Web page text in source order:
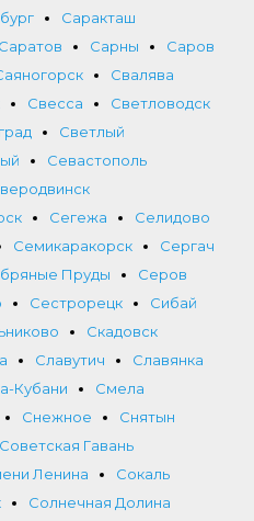
Саракташ
Саратов Сарны
Саров
Свалява
Свесса
Светловодск
Светлый
Севастополь
Сегежа
Селидово
Семикаракорск
Сергач
Пруды
Серов
Сестрорецк
Сибай
Скадовск
Славутич
Славянка
Кубани
Смела
Снежное
Снятын
Советская Гавань
Ленина
Сокаль
Солнечная Долина